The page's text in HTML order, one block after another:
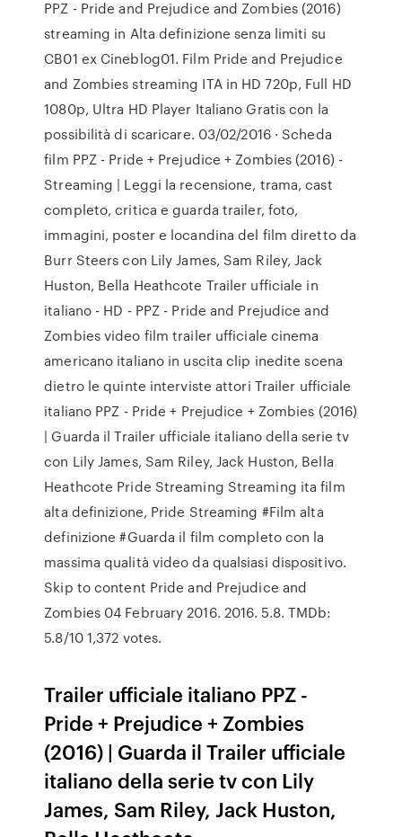
PPZ - Pride and Prejudice and Zombies (2016)
streaming in Alta definizione senza limiti su
CB01 ex Cineblog01. Film Pride and Prejudice
and Zombies streaming ITA in HD 720p, Full HD
1080p, Ultra HD Player Italiano Gratis con la
possibilità di scaricare. 03/02/2016 · Scheda
film PPZ - Pride + Prejudice + Zombies (2016) -
Streaming | Leggi la recensione, trama, cast
completo, critica e guarda trailer, foto,
immagini, poster e locandina del film diretto da
Burr Steers con Lily James, Sam Riley, Jack
Huston, Bella Heathcote Trailer ufficiale in
italiano - HD - PPZ - Pride and Prejudice and
Zombies video film trailer ufficiale cinema
americano italiano in uscita clip inedite scena
dietro le quinte interviste attori Trailer ufficiale
italiano PPZ - Pride + Prejudice + Zombies (2016)
| Guarda il Trailer ufficiale italiano della serie tv
con Lily James, Sam Riley, Jack Huston, Bella
Heathcote Pride Streaming Streaming ita film
alta definizione, Pride Streaming #Film alta
definizione #Guarda il film completo con la
massima qualità video da qualsiasi dispositivo.
Skip to content Pride and Prejudice and
Zombies 04 February 2016. 2016. 5.8. TMDb:
5.8/10 1,372 votes.
Trailer ufficiale italiano PPZ -
Pride + Prejudice + Zombies
(2016) | Guarda il Trailer ufficiale
italiano della serie tv con Lily
James, Sam Riley, Jack Huston,